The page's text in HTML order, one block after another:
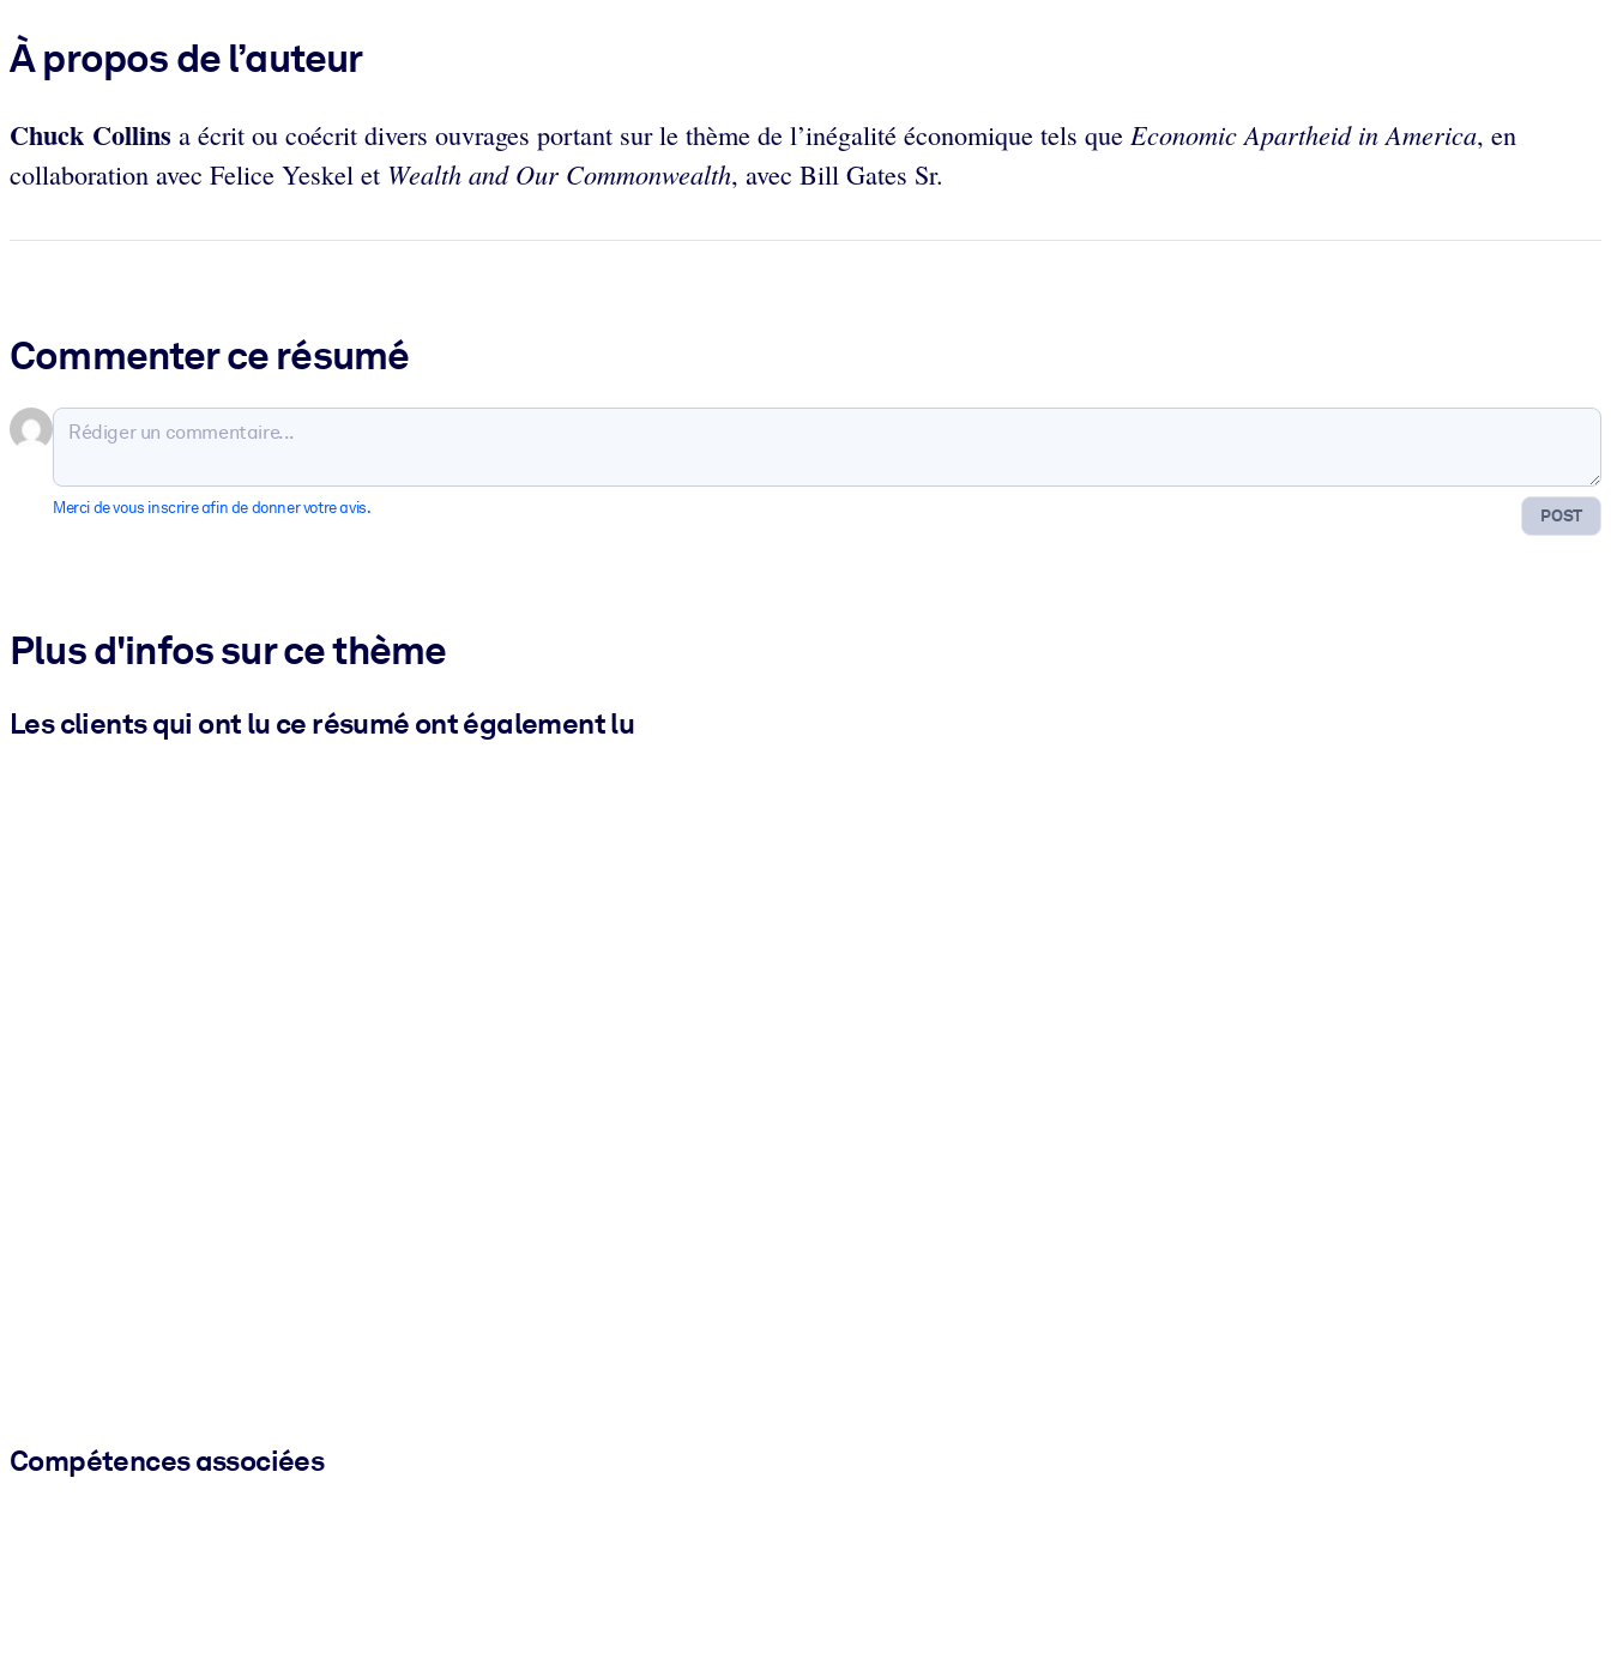
À propos de l’auteur
Chuck Collins a écrit ou coécrit divers ouvrages portant sur le thème de l’inégalité économique tels que Economic Apartheid in America, en
collaboration avec Felice Yeskel et Wealth and Our Commonwealth, avec Bill Gates Sr.
Commenter ce résumé
POST
Merci de vous inscrire afin de donner votre avis.
Plus d'infos sur ce thème
Les clients qui ont lu ce résumé ont également lu
Compétences associées